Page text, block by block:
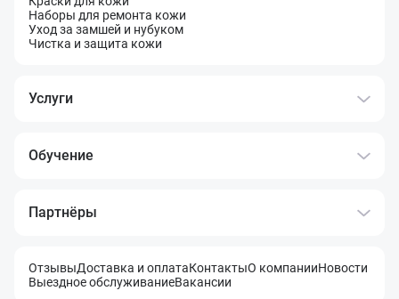
Наборы для ремонта кожи
Уход за замшей и нубуком
Чистка и защита кожи
Услуги
Обучение
Партнёры
ОтзывыДоставка и оплатаКонтактыО компанииНовости
Выездное обслуживаниеВакансии